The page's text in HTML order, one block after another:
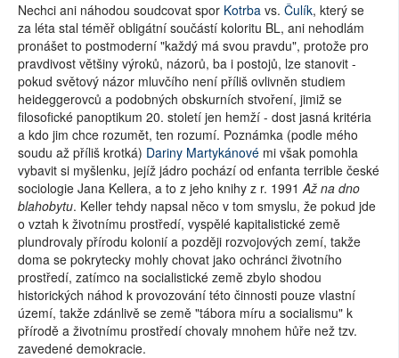
Nechci ani náhodou soudcovat spor Kotrba vs. Čulík, který se
za léta stal téměř obligátní součástí koloritu BL, ani nehodlám
pronášet to postmoderní "každý má svou pravdu", protože pro
pravdivost většiny výroků, názorů, ba i postojů, lze stanovit -
pokud světový názor mluvčího není příliš ovlivněn studiem
heideggerovců a podobných obskurních stvoření, jimiž se
filosofické panoptikum 20. století jen hemží - dost jasná kritéria
a kdo jim chce rozumět, ten rozumí. Poznámka (podle mého
soudu až příliš krotká) Dariny Martykánové mi však pomohla
vybavit si myšlenku, jejíž jádro pochází od enfanta terrible české
sociologie Jana Kellera, a to z jeho knihy z r. 1991Až na dno
blahobytu. Keller tehdy napsal něco v tom smyslu, že pokud jde
o vztah k životnímu prostředí, vyspělé kapitalistické země
plundrovaly přírodu kolonií a později rozvojových zemí, takže
doma se pokrytecky mohly chovat jako ochránci životního
prostředí, zatímco na socialistické země zbylo shodou
historických náhod k provozování této činnosti pouze vlastní
území, takže zdánlivě se země "tábora míru a socialismu" k
přírodě a životnímu prostředí chovaly mnohem hůře než tzv.
zavedené demokracie.